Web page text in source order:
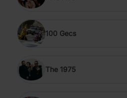
100 Gecs
The 1975